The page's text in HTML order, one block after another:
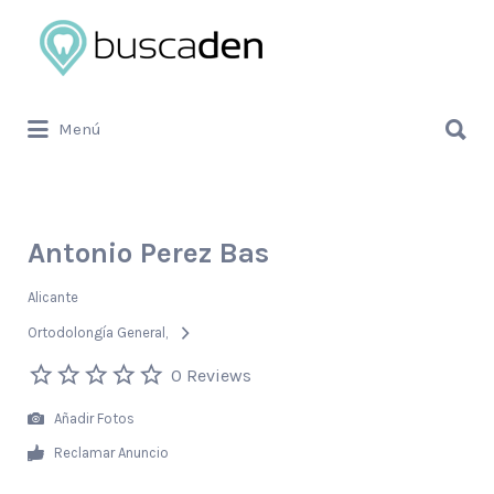
Buscar
por:
Menú
por:
Antonio Perez Bas
Alicante
Ortodolongía General
0 Reviews
Añadir Fotos
Reclamar Anuncio